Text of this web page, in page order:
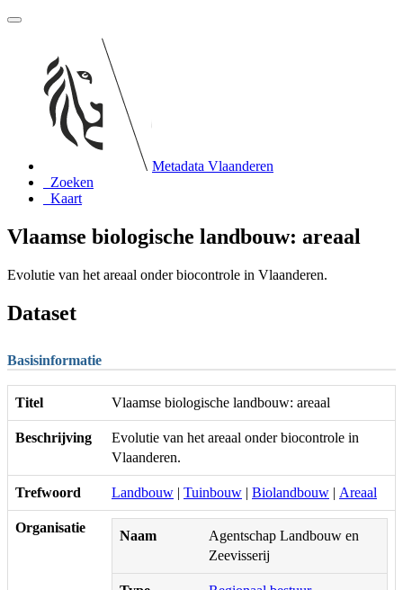
Metadata Vlaanderen
Zoeken
Kaart
Vlaamse biologische landbouw: areaal
Evolutie van het areaal onder biocontrole in Vlaanderen.
Dataset
Basisinformatie
Titel Vlaamse biologische landbouw: areaal
Beschrijving
Evolutie van het areaal onder biocontrole in
Vlaanderen.
Trefwoord Landbouw | Tuinbouw | Biolandbouw | Areaal
Organisatie
Naam
Agentschap Landbouw en
Zeevisserij